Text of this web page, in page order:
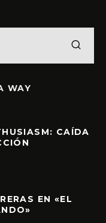
WAY
CAÍDA
EN «EL